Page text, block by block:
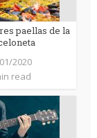
paellas de la
2020
read